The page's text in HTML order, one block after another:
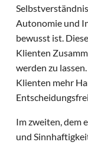
Autonomie und
bewusst ist.
Klienten
werden zu
Klienten mehr
Im zweiten, dem
und